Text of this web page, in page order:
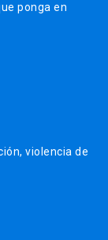
ponga en
violencia de